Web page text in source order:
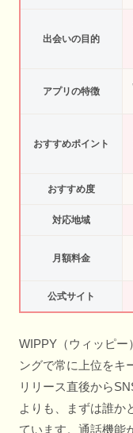
出会いの目的
アプリの特徴
おすすめポイント
おすすめ度
対応地域
月額料金
公式サイト
WIPPY（ウィッピー
ングで常に上位をキ
リリース直後から
よりも、まずは誰か
ています。通話機能